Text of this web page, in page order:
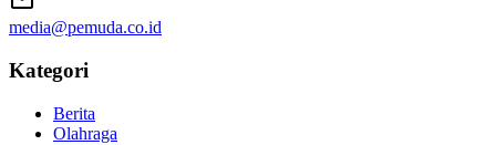
media@pemuda.co.id
Kategori
Berita
Olahraga